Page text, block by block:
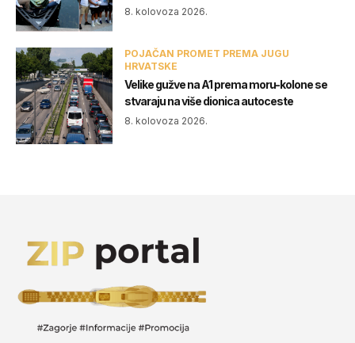
8. kolovoza 2026.
POJAČAN PROMET PREMA JUGU
HRVATSKE
Velike gužve na A1 prema moru-kolone se
stvaraju na više dionica autoceste
8. kolovoza 2026.